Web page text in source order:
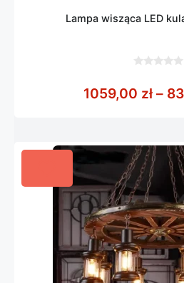
Lampa wisząca LED
5
1059,00 zł –